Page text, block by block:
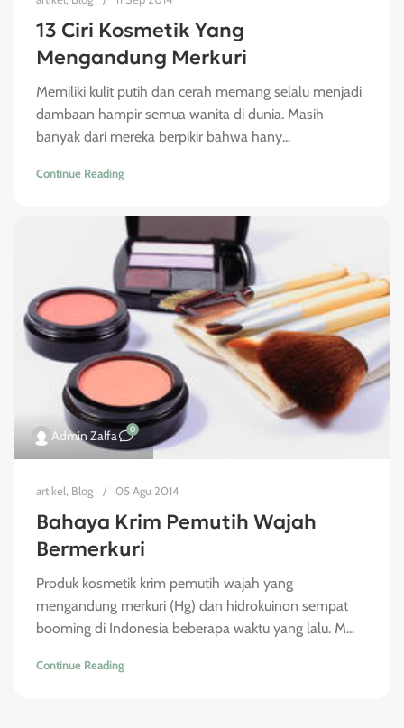
13 Ciri Kosmetik Yang
Mengandung Merkuri
Memiliki kulit putih dan cerah memang selalu menjadi
dambaan hampir semua wanita di dunia. Masih
banyak dari mereka berpikir bahwa hany...
Continue Reading
Admin Zalfa 0
artikel, Blog 05 Agu 2014
Bahaya Krim Pemutih Wajah
Bermerkuri
Produk kosmetik krim pemutih wajah yang
mengandung merkuri (Hg) dan hidrokuinon sempat
booming di Indonesia beberapa waktu yang lalu. M...
Continue Reading